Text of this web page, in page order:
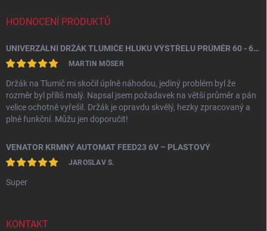
HODNOCENÍ PRODUKTŮ
UNIVERZÁLNÍ DRŽÁK TLUMIČE HLUKU VÝSTŘELU PRŮMĚR 60 - 64,5 MM
MARTIN MÖSER
Držák na Tlumič mi skočil úplně náhodou, jediný problém byl že
rozměr byl příliš malý. Napsal jsem požadavek na větší průměr a pán
velice ochotně vyřešil. Držák je opravdu skvělý, hezky zpracovaný a
plně funkční. Můžu jen doporučit!
VENATOR KRMNÝ AUTOMAT FEED23 6V – PLASTOVÝ
JAROSLAV S.
Super
KONTAKT